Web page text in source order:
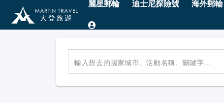
麗星郵輪 迪士尼探險號 海外郵輪
輸入想去的國家城市、活動名稱、關鍵字...